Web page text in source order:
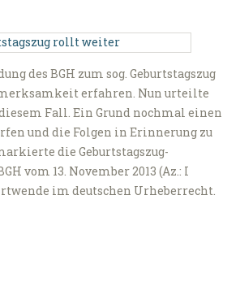
des BGH zum sog. Geburtstagszug
erfahren. Nun urteilte
Fall. Ein Grund nochmal einen
und die Folgen in Erinnerung zu
die Geburtstagszug-
vom 13. November 2013 (Az.: I
im deutschen Urheberrecht.